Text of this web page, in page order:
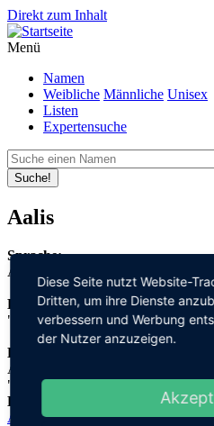
Direkt zum Inhalt
Menü
Namen
Weibliche Männliche Unisex
Listen
Expertensuche
Suche!
Aalis
Sprache:
Altfranzösisch
Bedeutung:
"edel" + "Persönlichkeit"
Herleitung:
Althochdeutsch,
"adal" + "heit"
Herkunftsname:
Adalheidis
Diese Seite nutzt Website-
Dritten, um ihre Dienste
verbessern und Werbung
der Nutzer anzuzeigen.